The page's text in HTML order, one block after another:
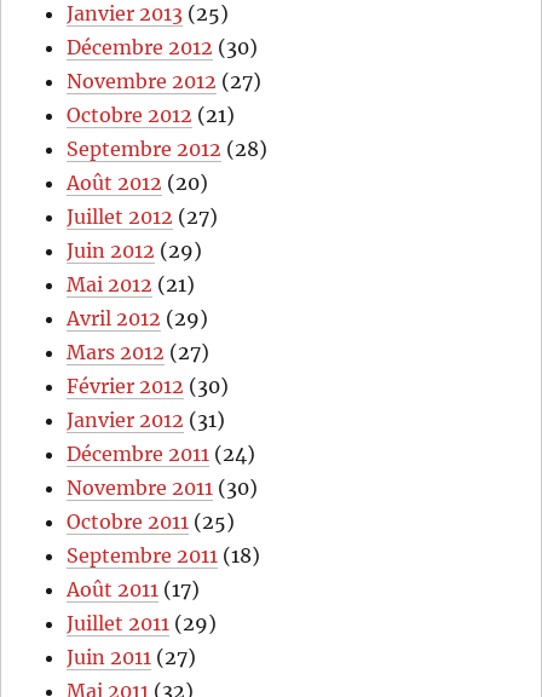
Janvier 2013 (25)
Décembre 2012 (30)
Novembre 2012 (27)
Octobre 2012 (21)
Septembre 2012 (28)
Août 2012 (20)
Juillet 2012 (27)
Juin 2012 (29)
Mai 2012 (21)
Avril 2012 (29)
Mars 2012 (27)
Février 2012 (30)
Janvier 2012 (31)
Décembre 2011 (24)
Novembre 2011 (30)
Octobre 2011 (25)
Septembre 2011 (18)
Août 2011 (17)
Juillet 2011 (29)
Juin 2011 (27)
Mai 2011 (32)